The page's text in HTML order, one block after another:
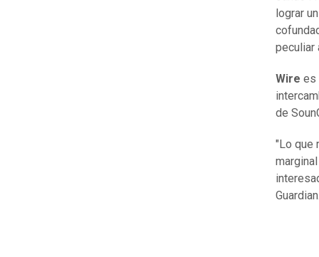
lograr
peculiar
Wire es
de
"Lo que